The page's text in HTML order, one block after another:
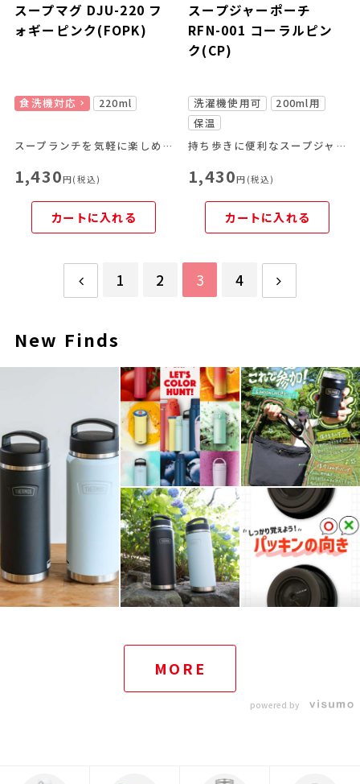
スープマグ DJU-220 フ
ォギーピンク(FOPK)
食洗機対応 220ml
スープランチを気軽に楽しめる！
1,430円(税込)
カートに入れる
スープジャーポーチ
RFN-001 コーラルピン
ク(CP)
洗濯機使用可
200ml用
保温
持ち歩きに便利なスープジャー専用ポーチ
1,430円(税込)
カートに入れる
1 2 3 4
New Finds
MORE
powered by